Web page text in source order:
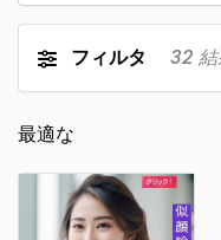
フィルタ 32